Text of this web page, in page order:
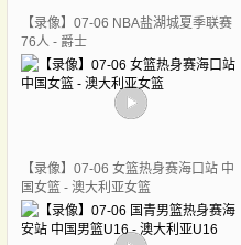
【录像】07-06 NBA盐湖城夏季联赛
76人 - 爵士
【录像】07-06 女篮热身赛海口站 中
国女篮 - 澳大利亚女篮